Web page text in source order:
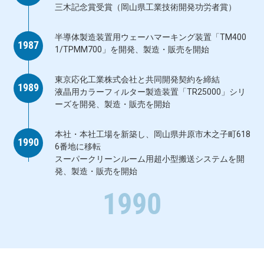
三木記念賞受賞（岡山県工業技術開発功労者賞）
1987
半導体製造装置用ウェーハマーキング装置「TM400
1/TPMM700」を開発、製造・販売を開始
1989
東京応化工業株式会社と共同開発契約を締結
液晶用カラーフィルター製造装置「TR25000」シリ
ーズを開発、製造・販売を開始
1990
本社・本社工場を新築し、岡山県井原市木之子町618
6番地に移転
スーパークリーンルーム用超小型搬送システムを開
発、製造・販売を開始
1990